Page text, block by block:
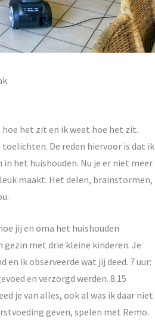
hoe het zit en ik weet hoe het zit.
De reden hiervoor is dat ik
het huishouden. Nu je er niet meer
maakt. Het delen, brainstormen,
jij en oma het huishouden
gezin met drie kleine kinderen. Je
en ik observeerde wat jij deed. 7 uur:
en verzorgd werden. 8.15
je van alles, ook al was ik daar niet
geven, spelen met Remo.